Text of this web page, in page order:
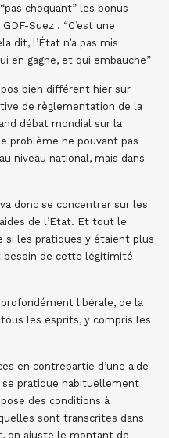
choquant” les bonus
Suez . “C’est une
dit, l’État n’a pas mis
en gagne, et qui embauche”
bien différent hier sur
de règlementation de la
débat mondial sur la
problème ne pouvant pas
niveau national, mais dans
donc se concentrer sur les
de l’Etat. Et tout le
si les pratiques y étaient plus
besoin de cette légitimité
profondément libérale, de la
les esprits, y compris les
en contrepartie d’une aide
se pratique habituellement
des conditions à
sont transcrites dans
on ajuste le montant de